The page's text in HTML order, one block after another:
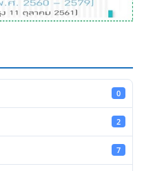
0
2
7